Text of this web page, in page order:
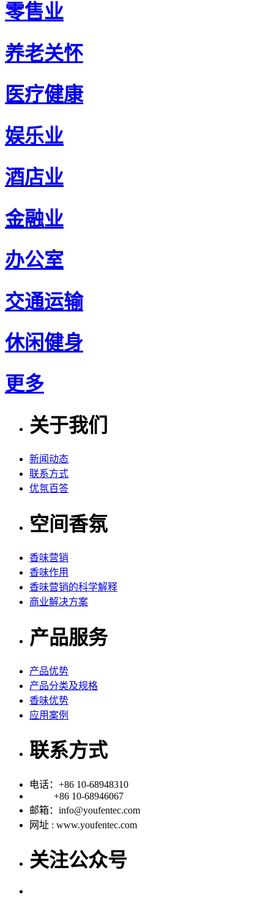
零售业
养老关怀
医疗健康
娱乐业
酒店业
金融业
办公室
交通运输
休闲健身
更多
关于我们
新闻动态
联系方式
优氛百答
空间香氛
香味营销
香味作用
香味营销的科学解释
商业解决方案
产品服务
产品优势
产品分类及规格
香味优势
应用案例
联系方式
电话：+86 10-68948310
+86 10-68946067
邮箱：info@youfentec.com
网址 : www.youfentec.com
关注公众号